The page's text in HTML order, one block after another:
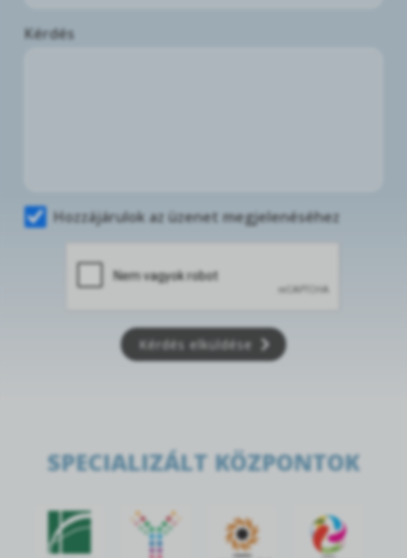
Kérdés
Hozzájárulok az üzenet megjelenéséhez
Kérdés elküldése
SPECIALIZÁLT KÖZPONTOK